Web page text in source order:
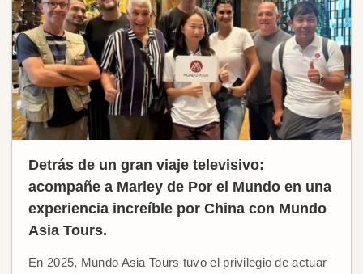
Detrás de un gran viaje televisivo:
acompañe a Marley de Por el Mundo en una
experiencia increíble por China con Mundo
Asia Tours.
En 2025, Mundo Asia Tours tuvo el privilegio de actuar